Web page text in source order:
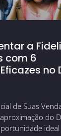
a
com 6
no
de Suas
do